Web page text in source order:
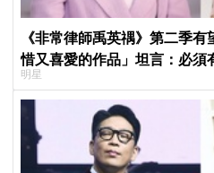
《非常律師禹英禑》第二季
惜又喜愛的作品」坦言：必須
明星